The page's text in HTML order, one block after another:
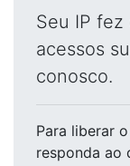
Seu IP
acessos
conosco.
Para liberar
responda ao